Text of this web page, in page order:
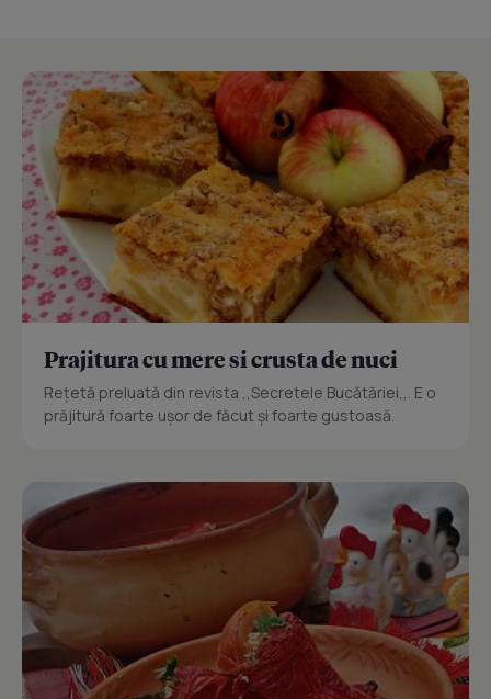
Prajitura cu mere si crusta de nuci
Reţetă preluată din revista ,,Secretele Bucătăriei,,. E o
prăjitură foarte uşor de făcut şi foarte gustoasă.